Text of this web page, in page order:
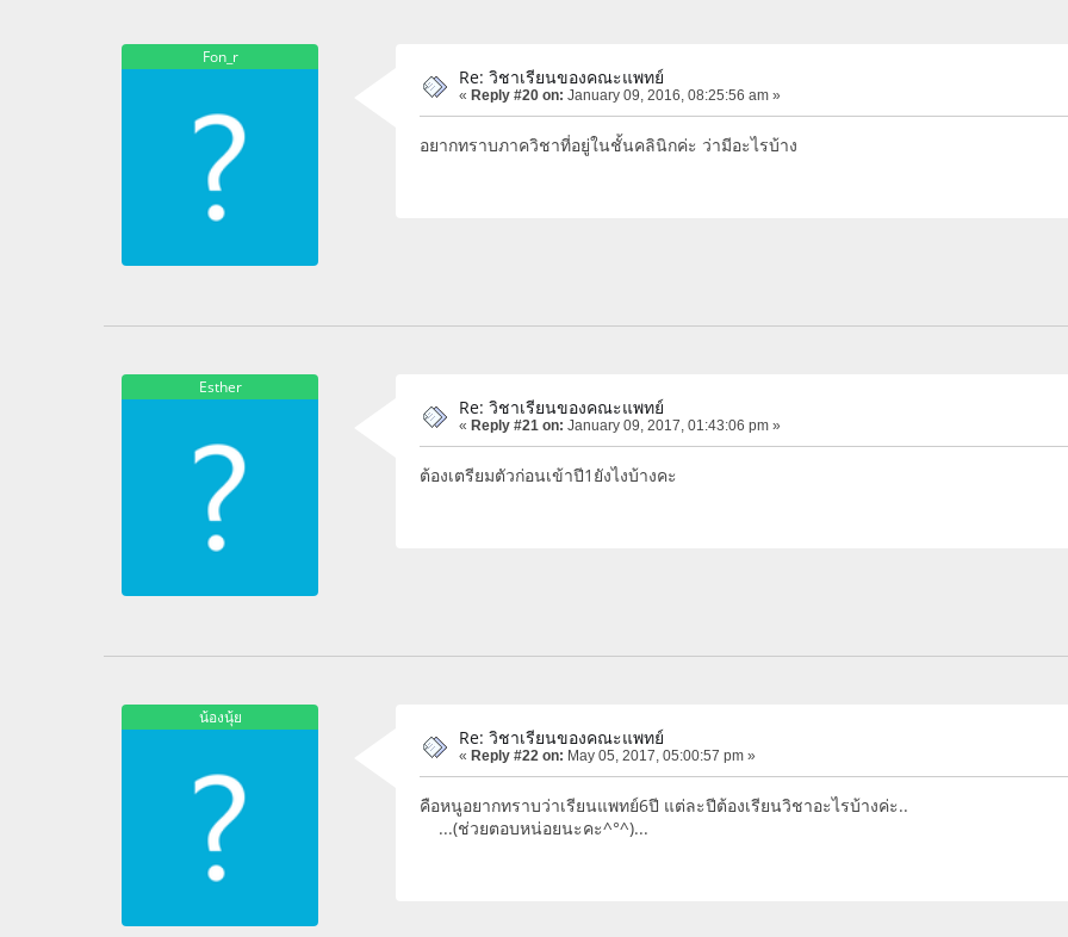
Fon_r
Re: วิชาเรียนของคณะแพทย์
« Reply #20 on: January 09, 2016, 08:25:56 am »
อยากทราบภาควิชาที่อยู่ในชั้นคลินิกค่ะ ว่ามีอะไรบ้าง
Esther
Re: วิชาเรียนของคณะแพทย์
« Reply #21 on: January 09, 2017, 01:43:06 pm »
ต้องเตรียมตัวก่อนเข้าปี1ยังไงบ้างคะ
น้องนุ้ย
Re: วิชาเรียนของคณะแพทย์
« Reply #22 on: May 05, 2017, 05:00:57 pm »
คือหนูอยากทราบว่าเรียนแพทย์6ปี แต่ละปีต้องเรียนวิชาอะไรบ้างค่ะ..
...(ช่วยตอบหน่อยนะคะ^°^)...